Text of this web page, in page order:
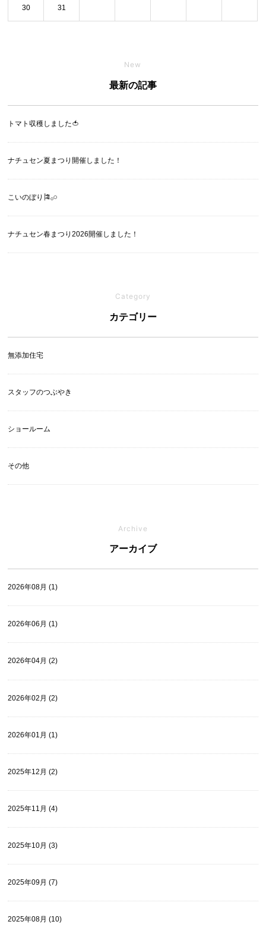
30 31
New
最新の記事
トマト収穫しました🍅
ナチュセン夏まつり開催しました！
こいのぼり🎏‪𓂂𓏸
ナチュセン春まつり2026開催しました！
Category
カテゴリー
無添加住宅
スタッフのつぶやき
ショールーム
その他
Archive
アーカイブ
2026年08月 (1)
2026年06月 (1)
2026年04月 (2)
2026年02月 (2)
2026年01月 (1)
2025年12月 (2)
2025年11月 (4)
2025年10月 (3)
2025年09月 (7)
2025年08月 (10)